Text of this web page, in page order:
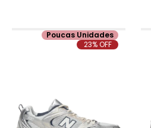
Poucas Unidades
23% OFF